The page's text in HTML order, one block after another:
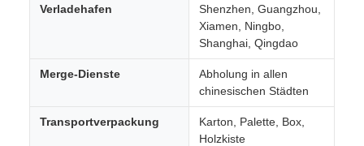
Verladehafen
Shenzhen, Guangzhou,
Xiamen, Ningbo,
Shanghai, Qingdao
Merge-Dienste
Abholung in allen
chinesischen Städten
Transportverpackung
Karton, Palette, Box,
Holzkiste